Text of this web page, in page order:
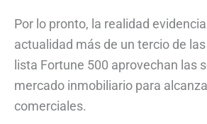
Por lo pronto, la realidad
actualidad más de un tercio de
lista Fortune 500 aprovechan las
mercado inmobiliario para
comerciales.